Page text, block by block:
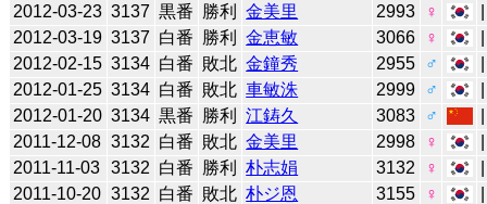
2012-03-23 3137 黒番 勝利 金美里 2993 ♀
2012-03-19 3137 白番 勝利 金恵敏 3066 ♀
2012-02-15 3134 白番 敗北 金鐘秀 2955 ♂
2012-01-25 3134 白番 敗北 車敏洙 2999 ♂
2012-01-20 3134 黒番 勝利 江鋳久 3083 ♂
2011-12-08 3132 白番 敗北 金美里 2998 ♀
2011-11-03 3132 白番 勝利 朴志娟 3132 ♀
2011-10-20 3132 白番 敗北 朴ジ恩 3155 ♀